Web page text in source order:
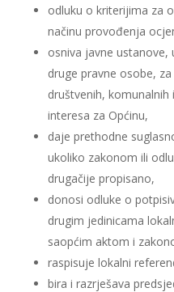
odluku o kriterijima za
načinu provođenja
osniva javne ustanove,
druge pravne osobe,
društvenih,
interesa za Općinu,
daje prethodne
ukoliko zakonom ili
drugačije propisano,
donosi odluke o
drugim jedinicama
saopćim aktom i
raspisuje lokalni
bira i razrješava